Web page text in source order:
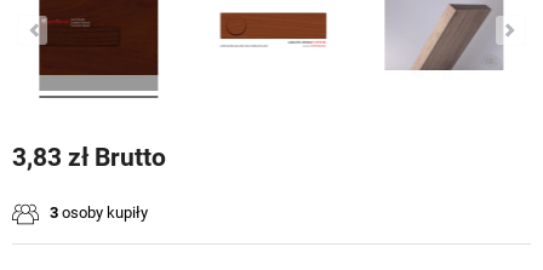
3,83 zł Brutto
3 osoby kupiły